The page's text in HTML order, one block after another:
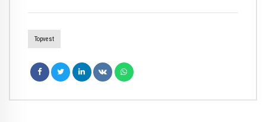
Topvest